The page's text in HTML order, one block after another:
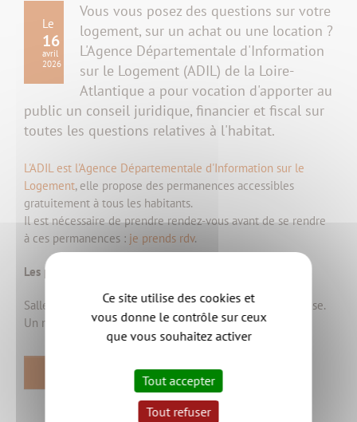
Le
16
avril
2026
Vous vous posez des questions sur votre
logement, sur un achat ou une location ?
L'Agence Départementale d'Information
sur le Logement (ADIL) de la Loire-
Atlantique a pour vocation d'apporter au
public un conseil juridique, financier et fiscal sur
toutes les questions relatives à l'habitat.
L'ADIL est l'Agence Départementale d'Information sur le
Logement, elle propose des permanences accessibles
gratuitement à tous les habitants.
Il est nécessaire de prendre rendez-vous avant de se rendre
à ces permanences : je prends rdv.
Les permanences à Haute-Goulaine
Salle des Epinettes, espace de la Treille, 20 place de l’église.
Un mois sur deux, le 3èmejeudi du mois de 14h à 16h
Ce site utilise des cookies et
vous donne le contrôle sur ceux
que vous souhaitez activer
Tout accepter
Tout refuser